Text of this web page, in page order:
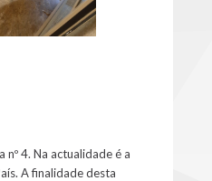
4. Na actualidade é a
A finalidade desta